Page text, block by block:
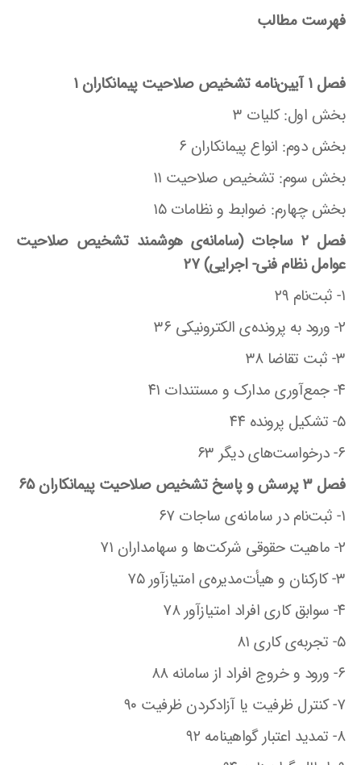
فهرست مطالب
فصل ۱ آیین‌نامه تشخیص صلاحیت پیمانکاران ۱
بخش اول: کلیات ۳
بخش دوم: انواع پیمانکاران ۶
بخش سوم: تشخیص صلاحیت ۱۱
بخش چهارم: ضوابط و نظامات ۱۵
فصل ۲ ساجات (سامانه‌ی هوشمند تشخیص صلاحیت
عوامل نظام فنی- اجرایی) ۲۷
۱- ثبت‌نام ۲۹
۲- ورود به پرونده‌ی الکترونیکی ۳۶
۳- ثبت تقاضا ۳۸
۴- جمع‌آوری مدارک و مستندات ۴۱
۵- تشکیل پرونده ۴۴
۶- درخواست‌های دیگر ۶۳
فصل ۳ پرسش و پاسخ تشخیص صلاحیت پیمانکاران ۶۵
۱- ثبت‌نام در سامانه‌ی ساجات ۶۷
۲- ماهیت حقوقی شرکت‌ها و سهامداران ۷۱
۳- کارکنان و هیأت‌مدیره‌ی امتیازآور ۷۵
۴- سوابق کاری افراد امتیازآور ۷۸
۵- تجربه‌ی کاری ۸۱
۶- ورود و خروج افراد از سامانه ۸۸
۷- کنترل ظرفیت یا آزادکردن ظرفیت ۹۰
۸- تمدید اعتبار گواهینامه ۹۲